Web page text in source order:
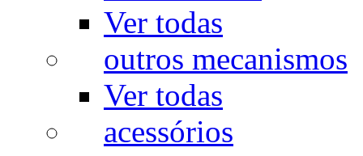
Ver todas
outros mecanismos
Ver todas
acessórios